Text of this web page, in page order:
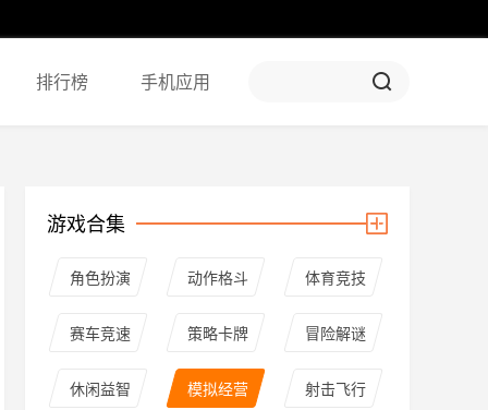
排行榜 手机应用
游戏合集
角色扮演 动作格斗 体育竞技
赛车竞速 策略卡牌 冒险解谜
休闲益智 模拟经营 射击飞行